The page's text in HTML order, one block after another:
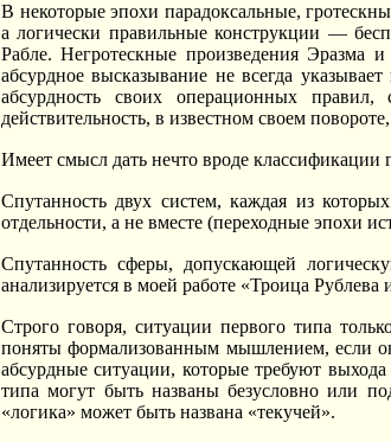
В некоторые эпохи парадоксальные,
а логически правильные конструкции —
Рабле. Негротескные произведения Эразма
абсурдное высказывание не всегда
абсурдность своих операционных
действительность, в известном своем
Имеет смысл дать нечто вроде
Спутанность двух систем, каждая из
отдельности, а не вместе (переходные эпохи
Спутанность сферы, допускающей
анализируется в моей работе «Троица
Строго говоря, ситуации первого типа
поняты формализованным мышлением, если
абсурдные ситуации, которые требуют
типа могут быть названы безусловно или
«логика» может быть названа «текучей».